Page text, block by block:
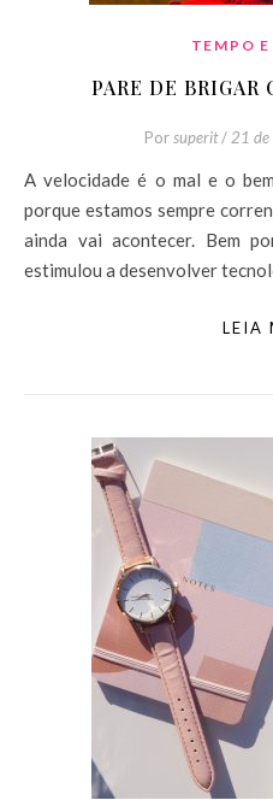
TEMPO
PARE DE
Porsuperit/ 21 de
A velocidade é o mal e o bem do século que vivemos. Mal
porque estamos sempre
ainda vai acontecer. Bem
estimulou a desenvolver
LEIA